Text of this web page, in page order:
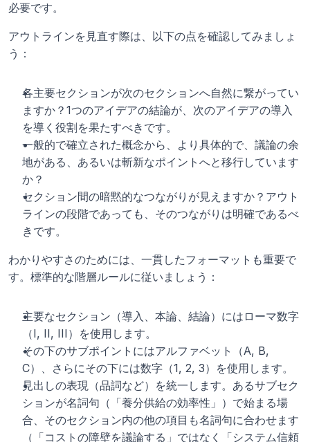
必要です。
アウトラインを見直す際は、以下の点を確認してみましょ
う：
各主要セクションが次のセクションへ自然に繋がってい
ますか？1つのアイデアの結論が、次のアイデアの導入
を導く役割を果たすべきです。
一般的で確立された概念から、より具体的で、議論の余
地がある、あるいは斬新なポイントへと移行しています
か？
セクション間の暗黙的なつながりが見えますか？アウト
ラインの段階であっても、そのつながりは明確であるべ
きです。
わかりやすさのためには、一貫したフォーマットも重要で
す。標準的な階層ルールに従いましょう：
主要なセクション（導入、本論、結論）にはローマ数字
（I, II, III）を使用します。
その下のサブポイントにはアルファベット（A, B,
C）、さらにその下には数字（1, 2, 3）を使用します。
見出しの表現（品詞など）を統一します。あるサブセク
ションが名詞句（「養分供給の効率性」）で始まる場
合、そのセクション内の他の項目も名詞句に合わせます
（「コストの障壁を議論する」ではなく「システム信頼